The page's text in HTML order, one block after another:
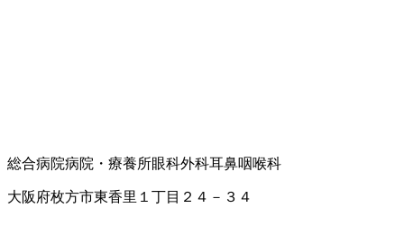
総合病院病院・療養所眼科外科耳鼻咽喉科
大阪府枚方市東香里１丁目２４－３４